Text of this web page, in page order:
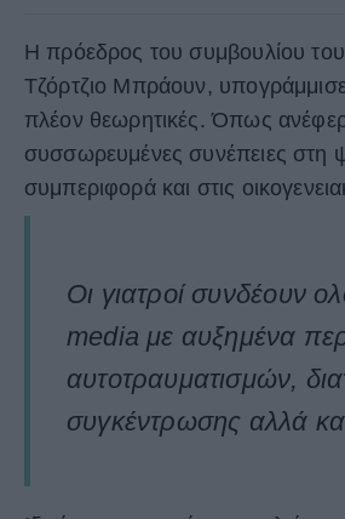
Η πρόεδρος του συμβουλίου του
Τζόρτζιο Μπράουν,
πλέον θεωρητικές. Όπως
συσσωρευμένες συνέπειες στη
συμπεριφορά και στις
Οι γιατροί συνδέουν
media με αυξημένα
αυτοτραυματισμών,
συγκέντρωσης αλλά